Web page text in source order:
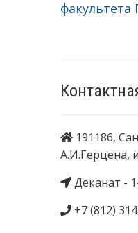
факультета
191186,
А.И.Герцена,
Деканат -
+7 (812)